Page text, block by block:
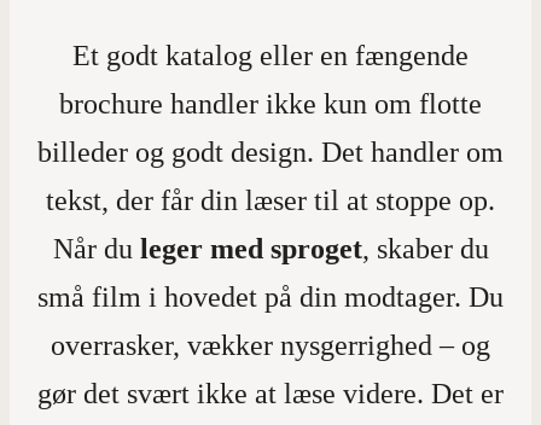
Et godt katalog eller en fængende
brochure handler ikke kun om flotte
billeder og godt design. Det handler om
tekst, der får din læser til at stoppe op.
Når du leger med sproget, skaber du
små film i hovedet på din modtager. Du
overrasker, vækker nysgerrighed – og
gør det svært ikke at læse videre. Det er